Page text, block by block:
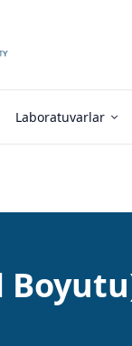
Laboratuvarlar